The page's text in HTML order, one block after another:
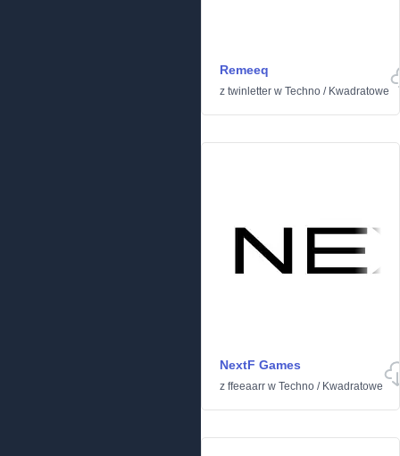
Remeeq
z twinletter w Techno / Kwadratowe
NextF Games
z ffeeaarr w Techno / Kwadratowe